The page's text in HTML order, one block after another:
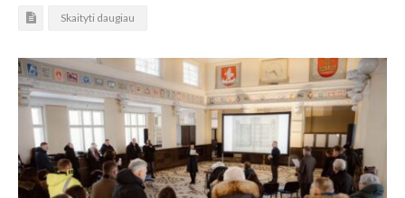
Skaityti daugiau